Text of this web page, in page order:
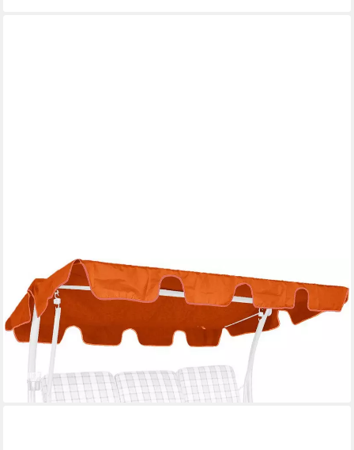
ANGERER FREIZEITMÖBEL GMBH
Hollywoodschaukelersatzdach Hollywoodschaukel Sonnendach
Ersatzdach cm Terrakotta, (1 Stück, 1 x Ersatzdach), Für
Dachgestänge T 110 - 145 cm und Breite bis 210 cm
99,00 € UVP 109,99 €
lieferbar in 2 Wochen